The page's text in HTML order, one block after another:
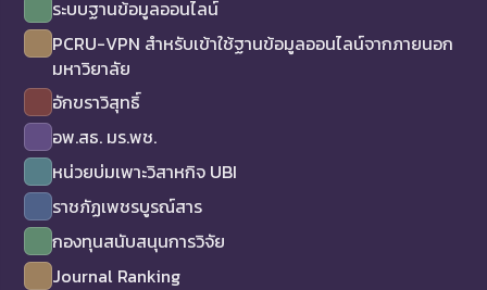
ระบบฐานข้อมูลออนไลน์
PCRU-VPN สำหรับเข้าใช้ฐานข้อมูลออนไลน์จากภายนอก
มหาวิยาลัย
อักขราวิสุทธิ์
อพ.สธ. มร.พช.
หน่วยบ่มเพาะวิสาหกิจ UBI
ราชภัฏเพชรบูรณ์สาร
กองทุนสนับสนุนการวิจัย
Journal Ranking